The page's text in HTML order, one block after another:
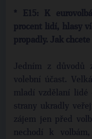
* E15: K
procent lidí, hlasy
propadly. Jak
Jedním z důvodů
volební účast.
mladí vzdělaní
strany ukradly
zájem jen před
nechodí k